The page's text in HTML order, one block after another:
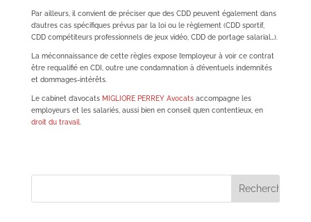
Par ailleurs, il convient de préciser que des CDD peuvent également dans
d’autres cas spécifiques prévus par la loi ou le règlement (CDD sportif,
CDD compétiteurs professionnels de jeux vidéo, CDD de portage salarial…).
La méconnaissance de cette règles expose l’employeur à voir ce contrat
être requalifié en CDI, outre une condamnation à d’éventuels indemnités
et dommages-intérêts.
Le cabinet d’avocats MIGLIORE PERREY Avocatsaccompagne les
employeurs et les salariés, aussi bien en conseil qu’en contentieux, en
droit du travail